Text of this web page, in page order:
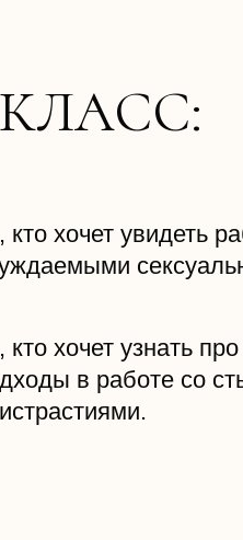
кто хочет узнать
в работе со
кто хочет увидеть